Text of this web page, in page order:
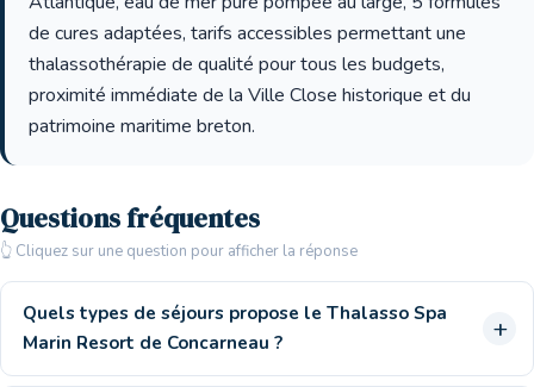
de cures adaptées, tarifs accessibles permettant une
thalassothérapie de qualité pour tous les budgets,
proximité immédiate de la Ville Close historique et du
patrimoine maritime breton.
Questions fréquentes
👆 Cliquez sur une question pour afficher la réponse
Quels types de séjours propose le Thalasso Spa
Marin Resort de Concarneau ?